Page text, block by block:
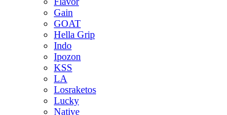
Gain
GOAT
Hella Grip
Indo
Ipozon
KSS
LA
Losraketos
Lucky
Native